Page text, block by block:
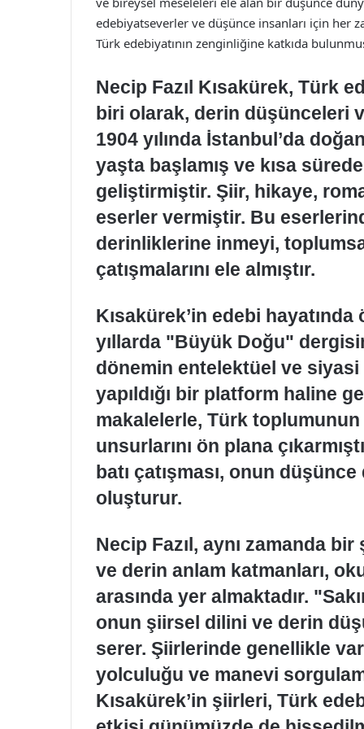
edebiyatseverler ve düşünce insanları için her
Türk edebiyatının zenginliğine katkıda
Necip Fazıl Kısakürek, Türk
biri olarak, derin düşünceleri
1904 yılında İstanbul’da
yaşta başlamış ve kısa
geliştirmiştir. Şiir, hikaye,
eserler vermiştir. Bu
derinliklerine inmeyi,
çatışmalarını ele almıştır.
Kısakürek’in edebi
yıllarda "Büyük Doğu"
dönemin entelektüel ve siyasi
yapıldığı bir platform haline
makalelerle, Türk
unsurlarını ön plana
batı çatışması, onun
oluşturur.
Necip Fazıl, aynı zamanda
ve derin anlam katmanları,
arasında yer almaktadır.
onun şiirsel dilini ve derin
serer. Şiirlerinde genellikle
yolculuğu ve manevi
Kısakürek’in şiirleri, Türk